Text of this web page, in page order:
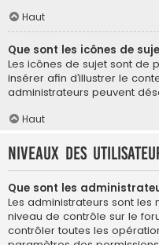
Haut
Que sont les icônes de
Les icônes de sujet sont de
insérer afin d’illustrer le
administrateurs peuvent
Haut
Niveaux des
Que sont les
Les administrateurs sont
niveau de contrôle sur le
contrôler toutes les